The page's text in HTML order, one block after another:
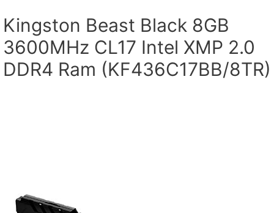
Kingston Beast Black 8GB
3600MHz CL17 Intel XMP 2.0
DDR4 Ram (KF436C17BB/8TR)